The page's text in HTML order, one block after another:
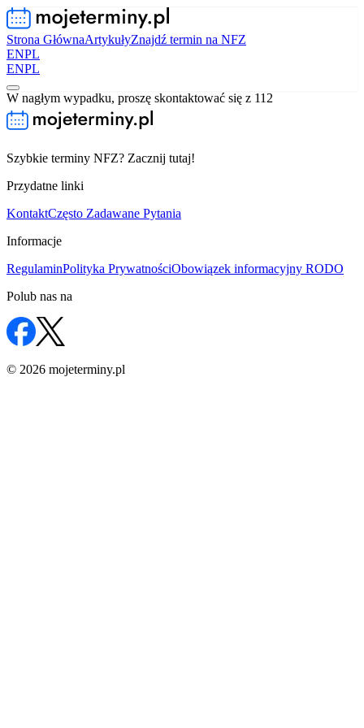
Strona GłównaArtykułyZnajdź termin na NFZ
ENPL
ENPL
W nagłym wypadku, proszę skontaktować się z 112
Szybkie terminy NFZ? Zacznij tutaj!
Przydatne linki
KontaktCzęsto Zadawane Pytania
Informacje
RegulaminPolityka PrywatnościObowiązek informacyjny RODO
Polub nas na
© 2026 mojeterminy.pl